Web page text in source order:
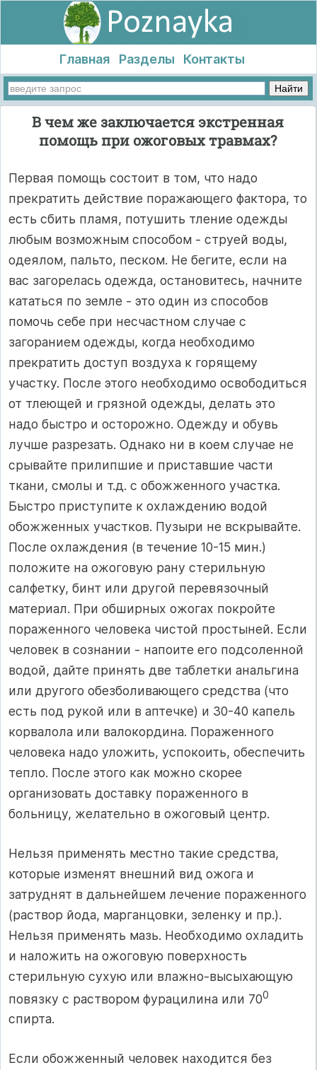
Главная Разделы Контакты
В чем же заключается экстренная
помощь при ожоговых травмах?
Первая помощь состоит в том, что надо
прекратить действие поражающего фактора, то
есть сбить пламя, потушить тление одежды
любым возможным способом - струей воды,
одеялом, пальто, песком. Не бегите, если на
вас загорелась одежда, остановитесь, начните
кататься по земле - это один из способов
помочь себе при несчастном случае с
загоранием одежды, когда необходимо
прекратить доступ воздуха к горящему
участку. После этого необходимо освободиться
от тлеющей и грязной одежды, делать это
надо быстро и осторожно. Одежду и обувь
лучше разрезать. Однако ни в коем случае не
срывайте прилипшие и приставшие части
ткани, смолы и т.д. с обожженного участка.
Быстро приступите к охлаждению водой
обожженных участков. Пузыри не вскрывайте.
После охлаждения (в течение 10-15 мин.)
положите на ожоговую рану стерильную
салфетку, бинт или другой перевязочный
материал. При обширных ожогах покройте
пораженного человека чистой простыней. Если
человек в сознании - напоите его подсоленной
водой, дайте принять две таблетки анальгина
или другого обезболивающего средства (что
есть под рукой или в аптечке) и 30-40 капель
корвалола или валокордина. Пораженного
человека надо уложить, успокоить, обеспечить
тепло. После этого как можно скорее
организовать доставку пораженного в
больницу, желательно в ожоговый центр.
Нельзя применять местно такие средства,
которые изменят внешний вид ожога и
затруднят в дальнейшем лечение пораженного
(раствор йода, марганцовки, зеленку и пр.).
Нельзя применять мазь. Необходимо охладить
и наложить на ожоговую поверхность
стерильную сухую или влажно-высыхающую
повязку с раствором фурацилина или 700
спирта.
Если обожженный человек находится без